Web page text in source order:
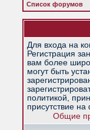
Список форумов
Для входа на
Регистрация
вам более
могут быть
политикой,
присутствие
Общие